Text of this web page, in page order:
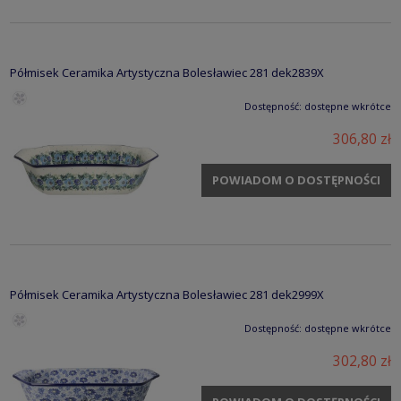
Półmisek Ceramika Artystyczna Bolesławiec 281 dek2839X
Dostępność: dostępne wkrótce
306,80 zł
POWIADOM O DOSTĘPNOŚCI
Półmisek Ceramika Artystyczna Bolesławiec 281 dek2999X
Dostępność: dostępne wkrótce
302,80 zł